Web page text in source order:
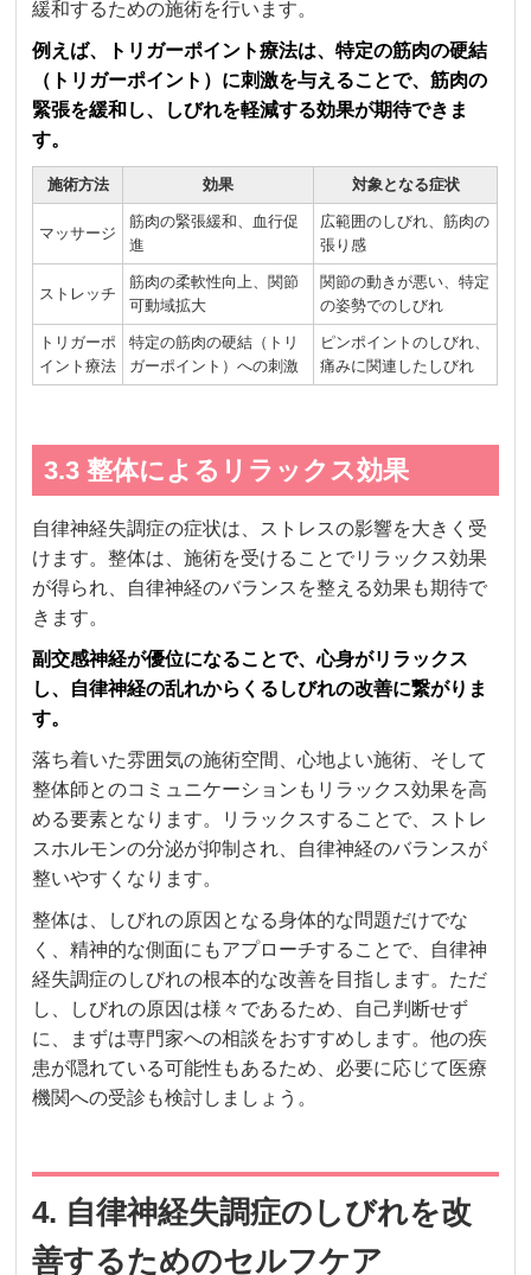
緩和するための施術を行います。
例えば、トリガーポイント療法は、特定の筋肉の硬結
（トリガーポイント）に刺激を与えることで、筋肉の
緊張を緩和し、しびれを軽減する効果が期待できま
す。
施術方法 効果 対象となる症状
マッサージ
筋肉の緊張緩和、血行促
進
広範囲のしびれ、筋肉の
張り感
ストレッチ
筋肉の柔軟性向上、関節
可動域拡大
関節の動きが悪い、特定
の姿勢でのしびれ
トリガーポ
イント療法
特定の筋肉の硬結（トリ
ガーポイント）への刺激
ピンポイントのしびれ、
痛みに関連したしびれ
3.3 整体によるリラックス効果
自律神経失調症の症状は、ストレスの影響を大きく受
けます。整体は、施術を受けることでリラックス効果
が得られ、自律神経のバランスを整える効果も期待で
きます。
副交感神経が優位になることで、心身がリラックス
し、自律神経の乱れからくるしびれの改善に繋がりま
す。
落ち着いた雰囲気の施術空間、心地よい施術、そして
整体師とのコミュニケーションもリラックス効果を高
める要素となります。リラックスすることで、ストレ
スホルモンの分泌が抑制され、自律神経のバランスが
整いやすくなります。
整体は、しびれの原因となる身体的な問題だけでな
く、精神的な側面にもアプローチすることで、自律神
経失調症のしびれの根本的な改善を目指します。ただ
し、しびれの原因は様々であるため、自己判断せず
に、まずは専門家への相談をおすすめします。他の疾
患が隠れている可能性もあるため、必要に応じて医療
機関への受診も検討しましょう。
4. 自律神経失調症のしびれを改
善するためのセルフケア